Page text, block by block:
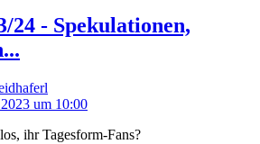
24 - Spekulationen,
um 10:00
ihr Tagesform-Fans?